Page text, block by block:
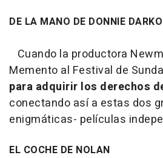
DE LA MANO DE DONNIE DARKO
Cuando la productora
Memento al Festival de
para adquirir los derechos
conectando así a estas dos
enigmáticas- películas
EL COCHE DE NOLAN